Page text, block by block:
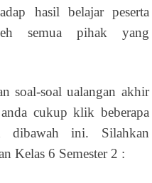
hasil belajar peserta
semua pihak yang
soal-soal ualangan akhir
cukup klik beberapa
dibawah ini. Silahkan
Kelas 6 Semester 2 :